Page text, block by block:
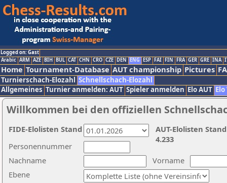
Logged on: Gast
Arabic ARM AZE BIH BUL CAT CHN CRO CZE DEN ENG ESP FAI FIN FRA GER GRE INA
Home Tournament-Database AUT championship Pictures
Turnierschach-Elozahl Schnellschach-Elozahl
Allgemeines Turnier anmelden: AUT Spieler anmelden Elo AUT
Willkommen bei den offiziellen
Nachname
Vorname
Ebene
Personennummer
AUT-Elolisten
4.233
FIDE-Elolisten Stand